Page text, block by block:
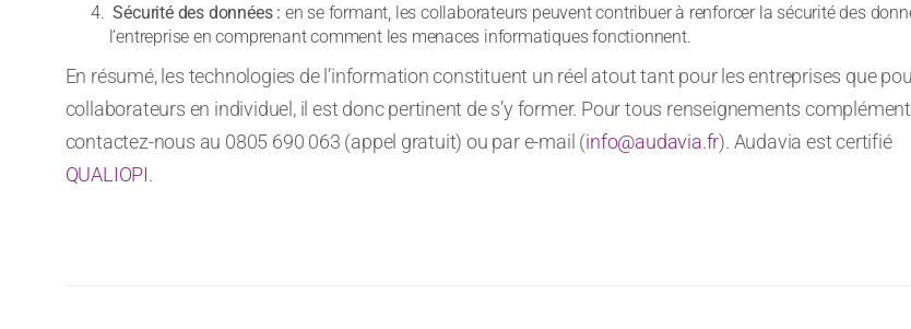
Sécurité des données : en se formant, les collaborateurs peuvent contribuer à renforcer la sécurité des
l’entreprise en comprenant comment les menaces informatiques fonctionnent.
En résumé, les technologies de l’information constituent un réel atout tant pour les entreprises que
collaborateurs en individuel, il est donc pertinent de s’y former. Pour tous renseignements
contactez-nous au 0805 690 063 (appel gratuit) ou par e-mail (info@audavia.fr). Audavia est certifié
QUALIOPI.